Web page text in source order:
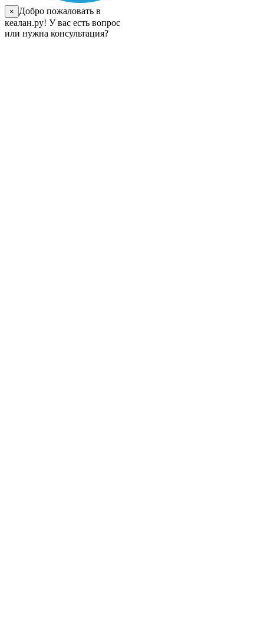
×
Добро пожаловать в
кеалан.ру! У вас есть вопрос
или нужна консультация?